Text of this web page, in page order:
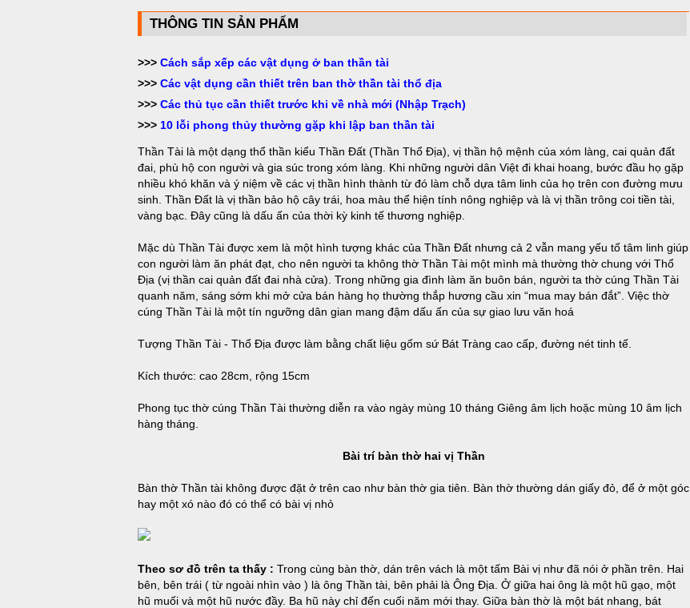
THÔNG TIN SẢN PHẨM
>>> Cách sắp xếp các vật dụng ở ban thần tài
>>> Các vật dụng cần thiết trên ban thờ thần tài thổ địa
>>> Các thủ tục cần thiết trước khi về nhà mới (Nhập Trạch)
>>> 10 lỗi phong thủy thường gặp khi lập ban thần tài
Thần Tài là một dạng thổ thần kiểu Thần Đất (Thần Thổ Địa), vị thần hộ mệnh của xóm làng, cai quản đất
đai, phù hộ con người và gia súc trong xóm làng. Khi những người dân Việt đi khai hoang, bước đầu họ gặp
nhiều khó khăn và ý niệm về các vị thần hình thành từ đó làm chỗ dựa tâm linh của họ trên con đường mưu
sinh. Thần Đất là vị thần bảo hộ cây trái, hoa màu thể hiện tính nông nghiệp và là vị thần trông coi tiền tài,
vàng bạc. Đây cũng là dấu ấn của thời kỳ kinh tế thương nghiệp.
Mặc dù Thần Tài được xem là một hình tượng khác của Thần Đất nhưng cả 2 vẫn mang yếu tố tâm linh giúp
con người làm ăn phát đạt, cho nên người ta không thờ Thần Tài một mình mà thường thờ chung với Thổ
Địa (vị thần cai quản đất đai nhà cửa). Trong những gia đình làm ăn buôn bán, người ta thờ cúng Thần Tài
quanh năm, sáng sớm khi mở cửa bán hàng họ thường thắp hương cầu xin “mua may bán đắt”. Việc thờ
cúng Thần Tài là một tín ngưỡng dân gian mang đậm dấu ấn của sự giao lưu văn hoá
Tượng Thần Tài - Thổ Địa được làm bằng chất liệu gốm sứ Bát Tràng cao cấp, đường nét tinh tế.
Kích thước: cao 28cm, rộng 15cm
Phong tục thờ cúng Thần Tài thường diễn ra vào ngày mùng 10 tháng Giêng âm lịch hoặc mùng 10 âm lịch
hàng tháng.
Bài trí bàn thờ hai vị Thần
Bàn thờ Thần tài không được đặt ở trên cao như bàn thờ gia tiên. Bàn thờ thường dán giấy đỏ, để ở một góc
hay một xó nào đó có thể có bài vị nhỏ
Theo sơ đồ trên ta thấy : Trong cùng bàn thờ, dán trên vách là một tấm Bài vị như đã nói ở phần trên. Hai
bên, bên trái ( từ ngoài nhìn vào ) là ông Thần tài, bên phải là Ông Địa. Ở giữa hai ông là một hũ gạo, một
hũ muối và một hũ nước đầy. Ba hũ này chỉ đến cuối năm mới thay. Giữa bàn thờ là một bát nhang, bát